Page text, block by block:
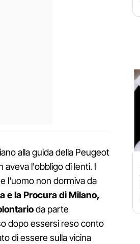
alla guida della Peugeot
l'obbligo di lenti. I
l'uomo non dormiva da
e la Procura di Milano,
da parte
dopo essersi reso conto
di essere sulla vicina